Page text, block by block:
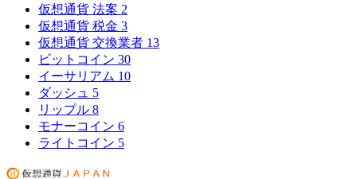
仮想通貨 法案 2
仮想通貨 税金 3
仮想通貨 交換業者 13
ビットコイン 30
イーサリアム 10
ダッシュ 5
リップル 8
モナーコイン 6
ライトコイン 5